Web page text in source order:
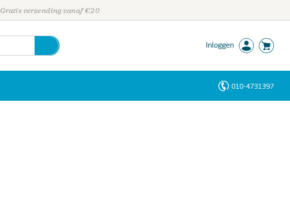
Gratis verzending vanaf €20
Inloggen
010-4731397
Personen